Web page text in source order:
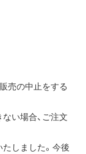
売の中止をする
い場合、ご注文
しました。今後